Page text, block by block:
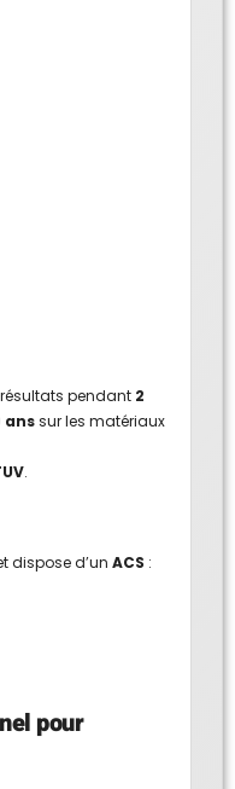
pendant 2
anssur les matériaux
.
dispose d’un ACS :
pour